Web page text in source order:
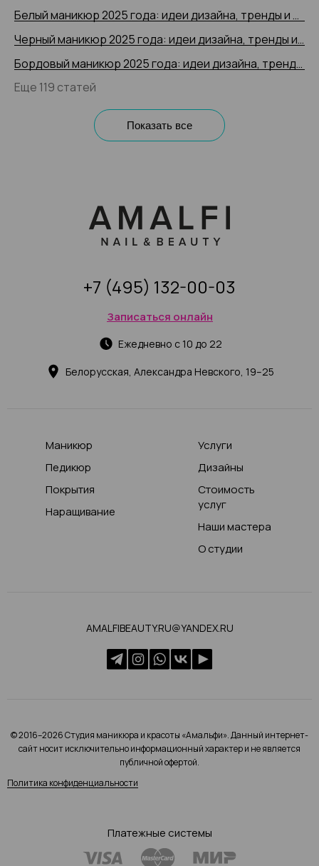
Белый маникюр 2025 года: идеи дизайна, тренды и новинки, 200+ фото
Черный маникюр 2025 года: идеи дизайна, тренды и новинки, 200+ фото
Бордовый маникюр 2025 года: идеи дизайна, тренды и новинки, 200+ фото
Еще 119 статей
Показать все
Белорусская, Александра Невского, 19–25
Ежедневно с 10 до 22
Записаться онлайн
+7 (495) 132-00-03
Маникюр
Педикюр
Покрытия
Наращивание
Услуги
Дизайны
Стоимость
услуг
Наши мастера
О студии
AMALFIBEAUTY.RU@YANDEX.RU
© 2016–2026 Студия маникюра и красоты «Амальфи». Данный интернет-
сайт носит исключительно информационный характер и не является
публичной офертой.
Политика конфиденциальности
Платежные системы